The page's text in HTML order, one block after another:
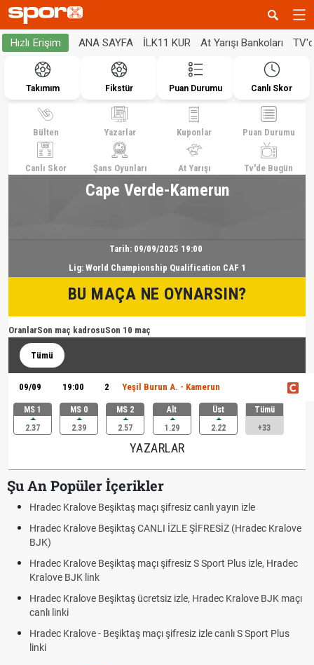
Hızlı Erişim ANA SAYFA İLK11 KUR At Yarışı Bankoları
Takımım Fikstür Puan Durumu Canlı Skor
Bülten Yazarlar Kuponlar Puan Durumu
Canlı Skor Şans Oyunları At Yarışı Tv'de Bugün
Cape Verde-Kamerun
Tarih: 09/09/2025 19:00
Lig: World Championship Qualification CAF 1
BU MAÇA NE OYNARSIN?
OranlarSon maç kadrosuSon 10 maç
Tümü
09/09 19:00 2 Yeşil Burun A. - Kamerun
MS 1
2.37
MS 0
2.39
MS 2
2.57
Alt
1.29
Üst
2.22
Tümü
+33
YAZARLAR
Şu An Popüler İçerikler
Hradec Kralove Beşiktaş maçı şifresiz canlı yayın izle
Hradec Kralove Beşiktaş CANLI İZLE ŞİFRESİZ (Hradec Kralove
BJK)
Hradec Kralove Beşiktaş maçı şifresiz S Sport Plus izle, Hradec
Kralove BJK link
Hradec Kralove Beşiktaş ücretsiz izle, Hradec Kralove BJK maçı
canlı linki
Hradec Kralove - Beşiktaş maçı şifresiz izle canlı S Sport Plus
linki